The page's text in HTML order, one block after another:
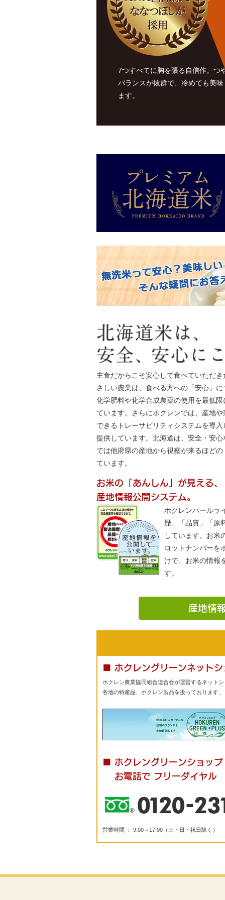
7つすべてに胸を張る自信作。つ
バランスが抜群で、冷めても美
ます。
主食だからこそ安心して食べていただ
さしい農業は、食べる方への「安心」
化学肥料や化学合成農薬の使用を最低
ています。さらにホクレンでは、産地
できるトレーサビリティシステムを導
提供しています。北海道は、安全・安
では他府県の産地から視察が来るほど
ています。
お米の「あんしん」が見える、
産地情報公開システム。
ホクレンパールラ
歴」「品質」「原
しています。お米
ロットナンバーを
けで、お米の情報
す。
産地情
■ ホクレングリーンネットシ
ホクレン農業協同組合連合会が運営するネット
各地の特産品、ホクレン製品を扱っております。
■ ホクレングリーンショップ
お電話で フリーダイヤル
営業時間 ： 9:00～17:00（土・日・祝日除く）